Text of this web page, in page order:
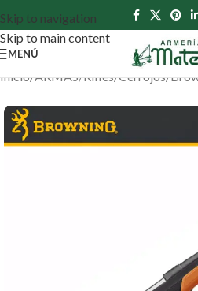
Skip to navigation
Skip to main content
MENÚ
Inicio/ARMAS/ Rifles/ Cerrojos/